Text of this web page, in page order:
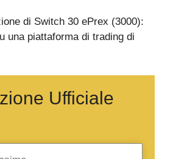
di Switch 30 ePrex (3000):
una piattaforma di trading di
Ufficiale